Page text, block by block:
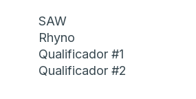
SAW
Rhyno
Qualificador #1
Qualificador #2